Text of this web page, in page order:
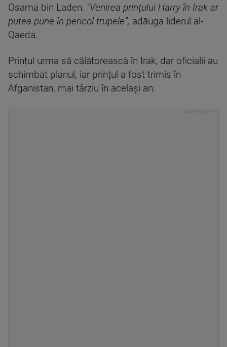
Osama bin Laden. "Venirea prințului Harry în Irak ar
putea pune în pericol trupele”, adăuga liderul al-
Qaeda.
Prințul urma să călătorească în Irak, dar oficialii au
schimbat planul, iar prințul a fost trimis în
Afganistan, mai târziu în același an.